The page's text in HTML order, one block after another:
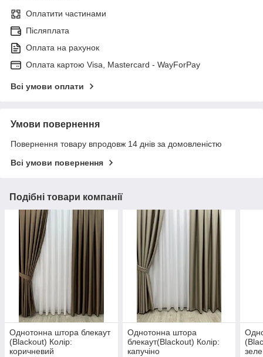
Оплатити частинами
Післяплата
Оплата на рахунок
Оплата картою Visa, Mastercard - WayForPay
Всі умови оплати
Умови повернення
Повернення товару впродовж 14 днів за домовленістю
Всі умови повернення
Подібні товари компанії
Однотонна штора блекаут
(Blackout) Колір:
коричневий
Однотонна штора
блекаут(Blackout) Колір:
капучіно